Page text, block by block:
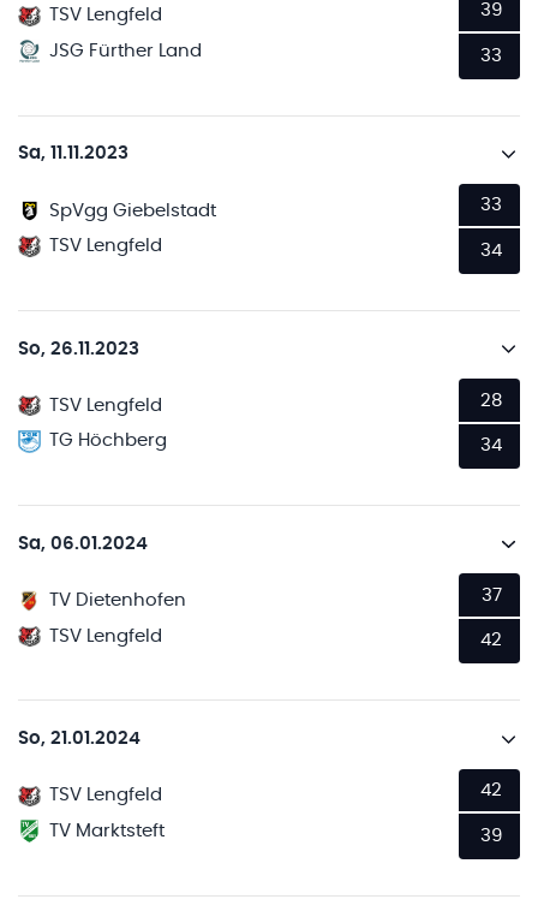
TSV Lengfeld
JSG Fürther Land
39
33
Sa, 11.11.2023
SpVgg Giebelstadt
TSV Lengfeld
33
34
So, 26.11.2023
TSV Lengfeld
TG Höchberg
28
34
Sa, 06.01.2024
TV Dietenhofen
TSV Lengfeld
37
42
So, 21.01.2024
TSV Lengfeld
TV Marktsteft
42
39